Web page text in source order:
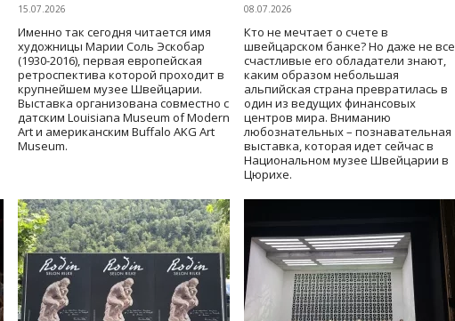
15.07.2026
Именно так сегодня читается имя
художницы Марии Соль Эскобар
(1930-2016), первая европейская
ретроспектива которой проходит в
крупнейшем музее Швейцарии.
Выставка организована совместно с
датским Louisiana Museum of Modern
Art и американским Buffalo AKG Art
Museum.
08.07.2026
Кто не мечтает о счете в
швейцарском банке? Но даже не все
счастливые его обладатели знают,
каким образом небольшая
альпийская страна превратилась в
один из ведущих финансовых
центров мира. Вниманию
любознательных – познавательная
выставка, которая идет сейчас в
Национальном музее Швейцарии в
Цюрихе.